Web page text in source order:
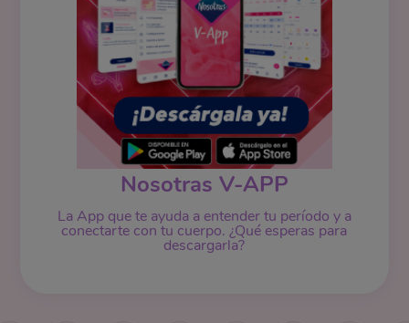
Nosotras V-APP
La App que te ayuda a entender tu período y a
conectarte con tu cuerpo. ¿Qué esperas para
descargarla?